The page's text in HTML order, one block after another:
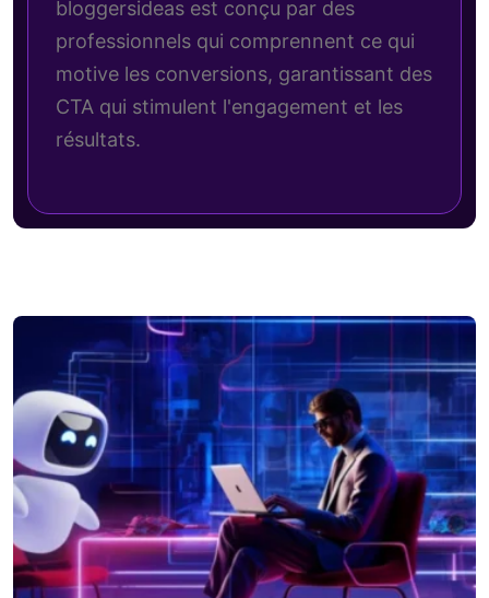
bloggersideas est conçu par des
professionnels qui comprennent ce qui
motive les conversions, garantissant des
CTA qui stimulent l'engagement et les
résultats.